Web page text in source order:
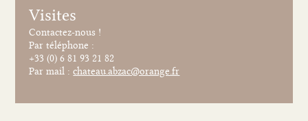
Visites
Contactez-nous !
Par téléphone :
+33 (0) 6 81 93 21 82
Par mail :chateau.abzac@orange.fr